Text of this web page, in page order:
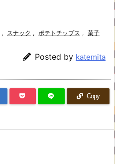
, スナック , ポテトチップス , 菓子
Posted by katemita
Copy